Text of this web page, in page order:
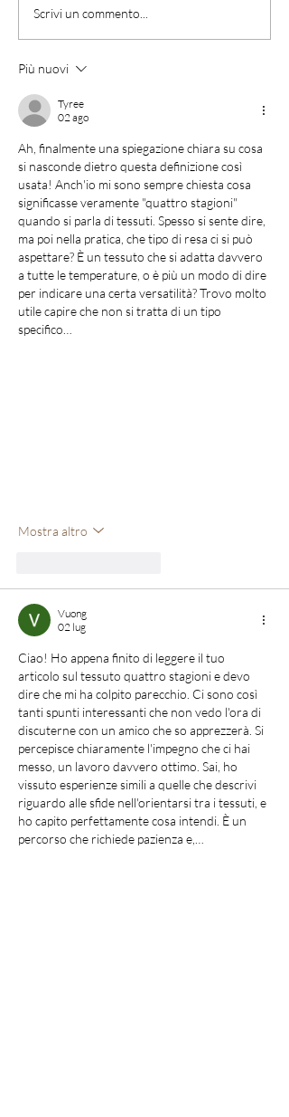
Qual è la differenza tra i
Scrivi un commento...
Più nuovi
Tyree
02 ago
Ah, finalmente una spiegazione chiara su cosa
si nasconde dietro questa definizione così
usata! Anch'io mi sono sempre chiesta cosa
significasse veramente "quattro stagioni"
quando si parla di tessuti. Spesso si sente dire,
ma poi nella pratica, che tipo di resa ci si può
aspettare? È un tessuto che si adatta davvero
a tutte le temperature, o è più un modo di dire
per indicare una certa versatilità? Trovo molto
utile capire che non si tratta di un tipo
specifico…
Mostra altro
Vuong
02 lug
Ciao! Ho appena finito di leggere il tuo
articolo sul tessuto quattro stagioni e devo
dire che mi ha colpito parecchio. Ci sono così
tanti spunti interessanti che non vedo l'ora di
discuterne con un amico che so apprezzerà. Si
percepisce chiaramente l'impegno che ci hai
messo, un lavoro davvero ottimo. Sai, ho
vissuto esperienze simili a quelle che descrivi
riguardo alle sfide nell'orientarsi tra i tessuti, e
ho capito perfettamente cosa intendi. È un
percorso che richiede pazienza e,…